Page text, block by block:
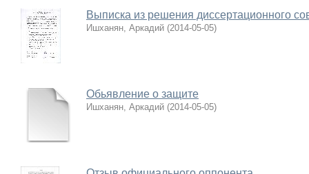
Выписка из решения диссертационного
Ишханян, Аркадий (2014-05-05)
Обьявление о защите
Ишханян, Аркадий (2014-05-05)